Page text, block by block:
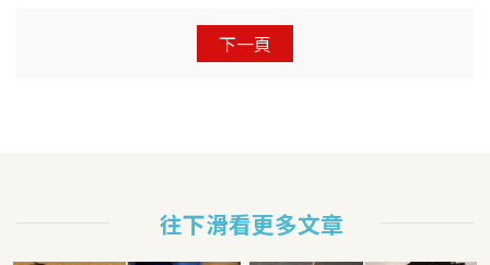
下一頁
往下滑看更多文章